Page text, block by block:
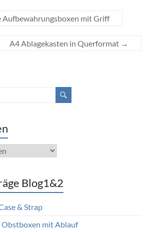
Aufbewahrungsboxen mit Griff
A4 Ablagekasten in Querformat →
Blog1&2
& Strap
mit Ablauf